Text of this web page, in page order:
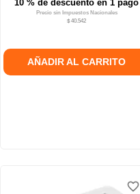
10 % de descuento en 1 pago
Precio sin Impuestos Nacionales
$ 40.542
AÑADIR AL CARRITO
favorite_border
favorite_border
favorite_border